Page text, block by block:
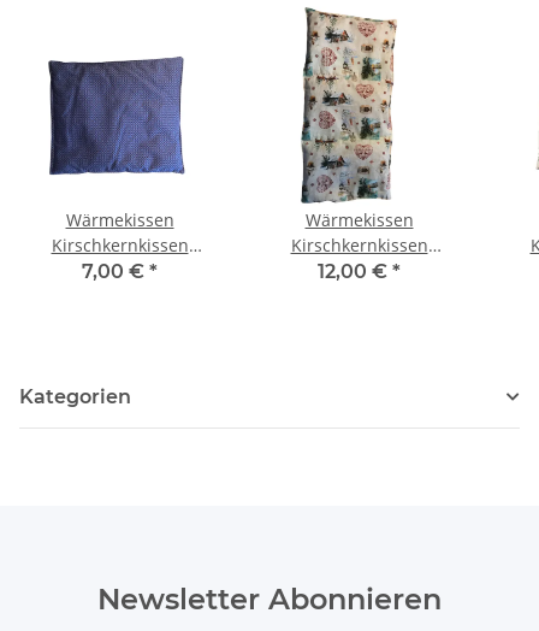
Wärmekissen
Kirschkernkissen
quadratisch "lila
7,00 € *
Wärmekissen
Kirschkernkissen
"weihnachtliche
12,00 € *
Kategorien
Newsletter Abonnieren